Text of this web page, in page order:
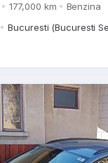
177,000 km
Benzina
Bucuresti (Bucuresti